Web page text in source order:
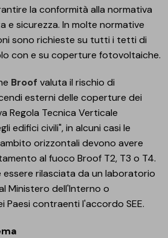
la conformità alla normativa
e sicurezza. In molte normative
sono richieste su tutti i tetti di
con e su coperture fotovoltaiche.
Broof valuta il rischio di
esterni delle coperture dei
Regola Tecnica Verticale
edifici civili", in alcuni casi le
orizzontali devono avere
al fuoco Broof T2, T3 o T4.
rilasciata da un laboratorio
Ministero dell'Interno o
Paesi contraenti l'accordo SEE.